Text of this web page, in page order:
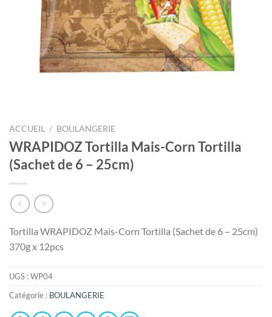
ACCUEIL / BOULANGERIE
WRAPIDOZ Tortilla Mais-Corn Tortilla
(Sachet de 6 – 25cm)
Tortilla WRAPIDOZ Mais-Corn Tortilla (Sachet de 6 – 25cm)
370g x 12pcs
UGS :WP04
Catégorie : BOULANGERIE